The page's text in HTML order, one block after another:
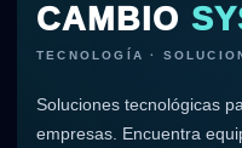
CAMBIO
TECNOLOGÍA ·
Soluciones tecnológicas
empresas. Encuentra